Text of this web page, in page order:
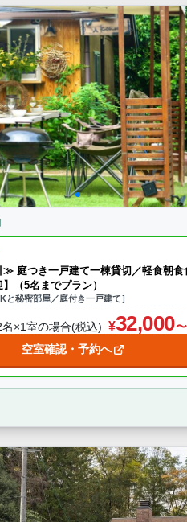
庭つき一戸建て一棟貸切／軽食朝食
（5名までプラン）
と秘密部屋／庭付き一戸建て］
名×1室の場合(税込) 32,000
空室確認・予約へ